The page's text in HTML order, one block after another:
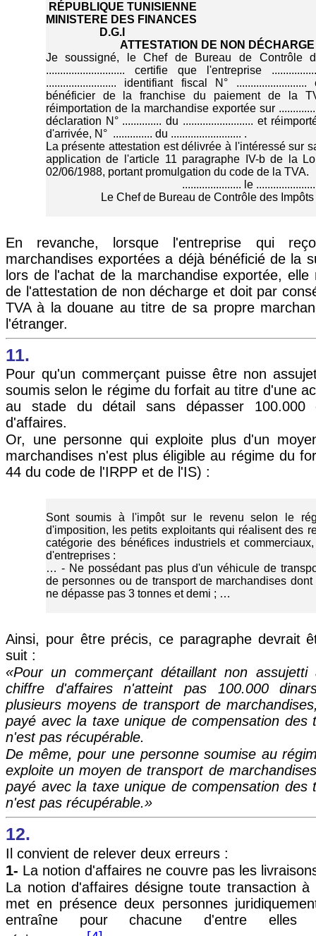
RÉPUBLIQUE TUNISIENNE
MINISTERE DES FINANCES
D.G.I
ATTESTATION DE NON DÉCHARGE
Je soussigné, le Chef de Bureau de Contrôle
............................ certifie que l'entreprise
......................... identifiant fiscal N°
bénéficier de la franchise du paiement de la
réimportation de la marchandise exportée sur
déclaration N° .............. du ......................... et
d'arrivée, N° .............. du ......................... .
La présente attestation est délivrée à l'intéressé sur
application de l'article 11 paragraphe IV-b de la
02/06/1988, portant promulgation du code de la TVA.
..................... le
Le Chef de Bureau de Contrôle des Impôts
En revanche, lorsque l'entreprise qui
marchandises exportées a déjà bénéficié de la
lors de l'achat de la marchandise exportée, elle
de l'attestation de non décharge et doit par
TVA à la douane au titre de sa propre
l'étranger.
11.
Pour qu'un commerçant puisse être non
soumis selon le régime du forfait au titre d'une
au stade du détail sans dépasser 100.000
d'affaires.
Or, une personne qui exploite plus d'un
marchandises n'est plus éligible au régime du
44 du code de l'IRPP et de l'IS) :
Sont soumis à l'impôt sur le revenu selon le
d'imposition, les petits exploitants qui réalisent des
catégorie des bénéfices industriels et
d'entreprises :
… - Ne possédant pas plus d'un véhicule de
de personnes ou de transport de marchandises
ne dépasse pas 3 tonnes et demi ; …
Ainsi, pour être précis, ce paragraphe devrait
suit :
«Pour un commerçant détaillant non
chiffre d'affaires n'atteint pas 100.000
plusieurs moyens de transport de
payé avec la taxe unique de compensation des
n'est pas récupérable.
De même, pour une personne soumise au
exploite un moyen de transport de
payé avec la taxe unique de compensation des
n'est pas récupérable.»
12.
Il convient de relever deux erreurs :
1- La notion d'affaires ne couvre pas les
La notion d'affaires désigne toute transaction
met en présence deux personnes
entraîne pour chacune d'entre elles